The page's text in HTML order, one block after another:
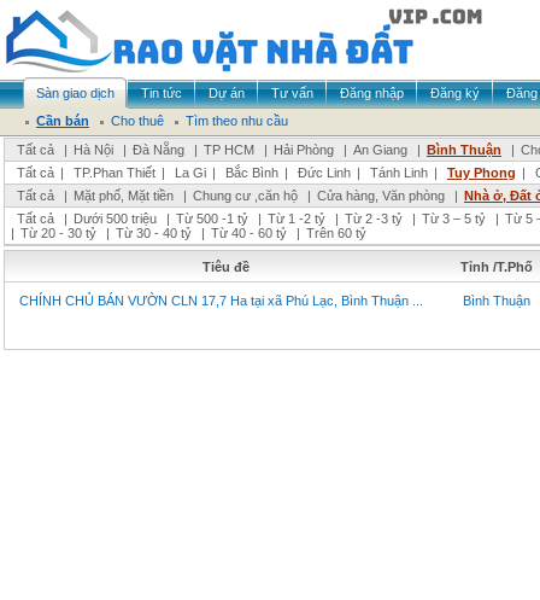
Sàn giao dịch Tin tức Dự án Tư vấn Đăng nhập Đăng ký
Đăng
Cần bán
Cho thuê
Tìm theo nhu cầu
Tất cả
| Hà Nội | Đà Nẵng | TP HCM | Hải Phòng | An Giang | Bình Thuận |
Tất cả | TP.Phan Thiết | La Gi | Bắc Bình | Đức Linh | Tánh Linh | Tuy Phong |
Tất cả
| Mặt phố, Mặt tiền | Chung cư ,căn hộ | Cửa hàng, Văn phòng | Nhà ở, Đất
Tất cả
| Dưới 500 triệu | Từ 500 -1 tỷ | Từ 1 -2 tỷ | Từ 2 -3 tỷ | Từ 3 – 5 tỷ | Từ 5
| Từ 20 - 30 tỷ | Từ 30 - 40 tỷ | Từ 40 - 60 tỷ | Trên 60 tỷ
Tiêu đề Tỉnh /T.Phố
CHÍNH CHỦ BÁN VƯỜN CLN 17,7 Ha tại xã Phú Lạc, Bình Thuận ... Bình Thuận